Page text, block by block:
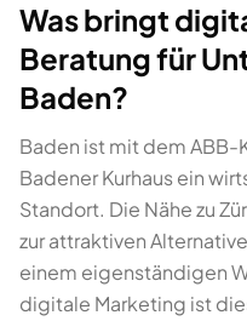
Was bringt
Beratung für
Baden?
Baden ist mit dem ABB-
Badener Kurhaus ein
Standort. Die Nähe zu
zur attraktiven
einem eigenständigen
digitale Marketing ist